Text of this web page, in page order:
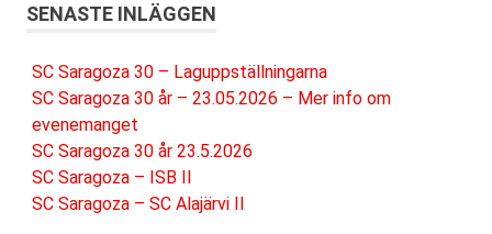
SENASTE INLÄGGEN
SC Saragoza 30 – Laguppställningarna
SC Saragoza 30 år – 23.05.2026 – Mer info om
evenemanget
SC Saragoza 30 år 23.5.2026
SC Saragoza – ISB II
SC Saragoza – SC Alajärvi II